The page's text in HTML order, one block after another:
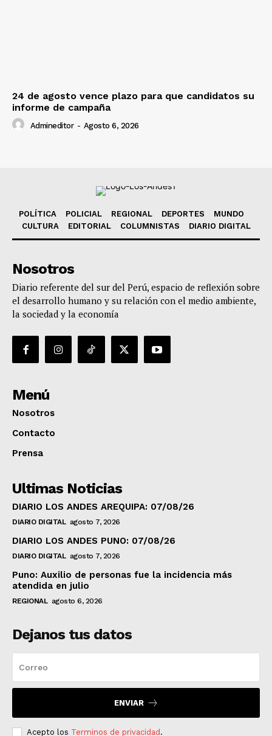
24 de agosto vence plazo para que candidatos su
informe de campaña
Admineditor - Agosto 6, 2026
POLÍTICA POLICIAL REGIONAL DEPORTES
MUNDO
CULTURA
EDITORIAL COLUMNISTAS DIARIO DIGITAL
Nosotros
Diario referente del sur del Perú, espacio de reflexión sobre
el desarrollo humano y su relación con el medio ambiente,
la sociedad y la economía
Menú
Nosotros
Contacto
Prensa
Ultimas Noticias
DIARIO LOS ANDES AREQUIPA: 07/08/26
DIARIO DIGITAL agosto 7, 2026
DIARIO LOS ANDES PUNO: 07/08/26
DIARIO DIGITAL agosto 7, 2026
Puno: Auxilio de personas fue la incidencia más
atendida en julio
REGIONAL agosto 6, 2026
Dejanos tus datos
ENVIAR
Acepto los Terminos de privacidad.